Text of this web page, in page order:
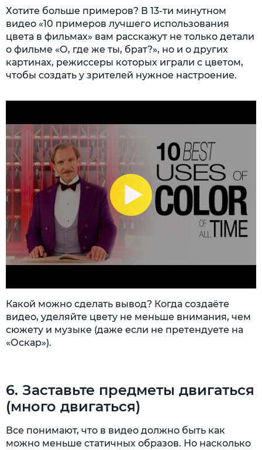
Хотите больше примеров? В 13-ти минутном
видео «10 примеров лучшего использования
цвета в фильмах» вам расскажут не только детали
о фильме «О, где же ты, брат?», но и о других
картинах, режиссеры которых играли с цветом,
чтобы создать у зрителей нужное настроение.
Какой можно сделать вывод? Когда создаёте
видео, уделяйте цвету не меньше внимания, чем
сюжету и музыке (даже если не претендуете на
«Оскар»).
6. Заставьте предметы двигаться
(много двигаться)
Все понимают, что в видео должно быть как
можно меньше статичных образов. Но насколько